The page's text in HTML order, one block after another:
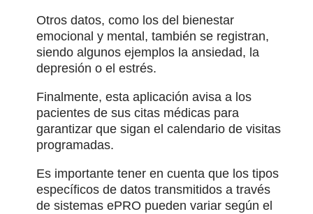
Otros datos, como los del bienestar
emocional y mental, también se registran,
siendo algunos ejemplos la ansiedad, la
depresión o el estrés.
Finalmente, esta aplicación avisa a los
pacientes de sus citas médicas para
garantizar que sigan el calendario de visitas
programadas.
Es importante tener en cuenta que los tipos
específicos de datos transmitidos a través
de sistemas ePRO pueden variar según el